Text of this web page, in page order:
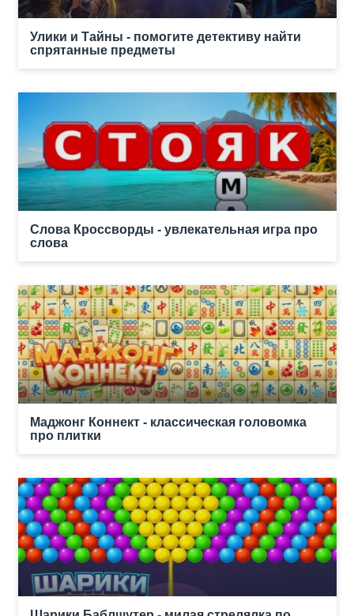
Улики и Тайны - помогите детективу найти
спрятанные предметы
Слова Кроссворды - увлекательная игра про
слова
Маджонг Коннект - классическая головомка
про плитки